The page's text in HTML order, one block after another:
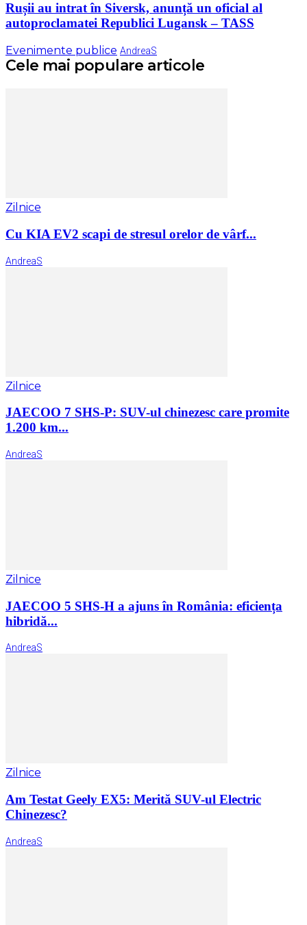
Rușii au intrat în Siversk, anunță un oficial al
autoproclamatei Republici Lugansk – TASS
Evenimente publice AndreaS
Cele mai populare articole
Zilnice
Cu KIA EV2 scapi de stresul orelor de vârf...
AndreaS
Zilnice
JAECOO 7 SHS-P: SUV-ul chinezesc care promite
1.200 km...
AndreaS
Zilnice
JAECOO 5 SHS-H a ajuns în România: eficiența
hibridă...
AndreaS
Zilnice
Am Testat Geely EX5: Merită SUV-ul Electric
Chinezesc?
AndreaS